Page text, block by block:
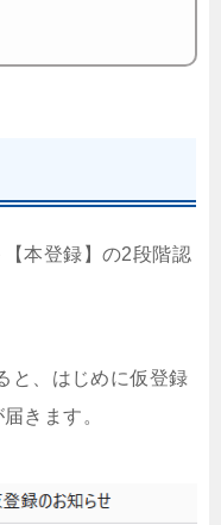
本登録】の2段階認
と、はじめに仮登録
きます。